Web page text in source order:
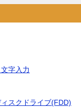
字入力
スクドライブ(FDD)